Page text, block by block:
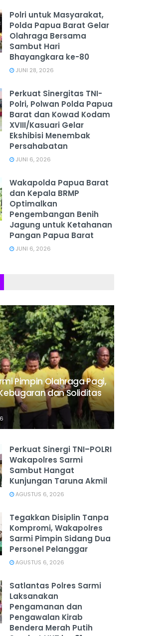
Polri untuk Masyarakat,
Polda Papua Barat Gelar
Olahraga Bersama
Sambut Hari
Bhayangkara ke-80
JUNI 28, 2026
‎Perkuat Sinergitas TNI-
Polri, Polwan Polda Papua
Barat dan Kowad Kodam
XVIII/Kasuari Gelar
Ekshibisi Menembak
Persahabatan
JUNI 6, 2026
Wakapolda Papua Barat
dan Kepala BRMP
Optimalkan
Pengembangan Benih
Jagung untuk Ketahanan
Pangan Papua Barat
JUNI 6, 2026
Pimpin Olahraga Pagi,
dan Soliditas
Perkuat Sinergi TNI–POLRI
Wakapolres Sarmi
Sambut Hangat
Kunjungan Taruna Akmil
AGUSTUS 6, 2026
Tegakkan Disiplin Tanpa
Kompromi, Wakapolres
Sarmi Pimpin Sidang Dua
Personel Pelanggar
AGUSTUS 6, 2026
Satlantas Polres Sarmi
Laksanakan
Pengamanan dan
Pengawalan Kirab
Bendera Merah Putih